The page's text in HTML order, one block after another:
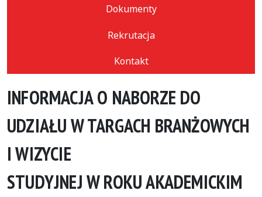
Dokumenty
Rekrutacja
Kontakt
INFORMACJA O NABORZE DO
UDZIAŁU W TARGACH BRANŻOWYCH
I WIZYCIE
STUDYJNEJ W ROKU AKADEMICKIM